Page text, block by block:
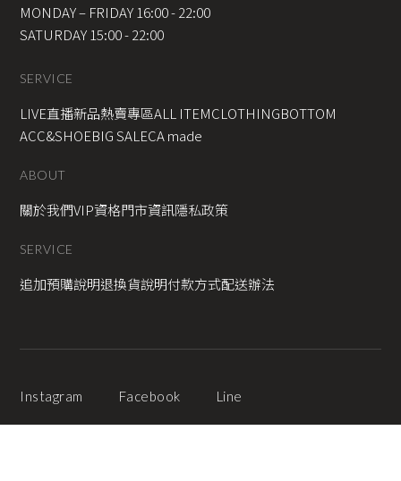
MONDAY – FRIDAY 16:00 - 22:00
SATURDAY 15:00 - 22:00
SERVICE
LIVE直播新品熱賣專區ALL ITEMCLOTHINGBOTTOM
ACC&SHOEBIG SALECA made
ABOUT
關於我們VIP資格門市資訊隱私政策
SERVICE
追加預購說明退換貨說明付款方式配送辦法
Instagram Facebook Line